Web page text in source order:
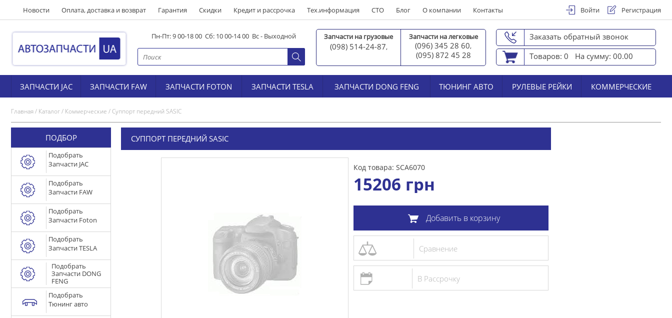
Новости Оплата, доставка и возврат Гарантия Скидки Кредит и рассрочка Тех.информация СТО Блог О компании Контакты Войти Регистрация
Пн-Пт: 9 00-18 00 Сб: 10 00-14 00 Вс - Выходной Запчасти на грузовые
(098) 514-24-87,
Запчасти на легковые
(096) 345 28 60,
(095) 872 45 28
Заказать обратный звонок
Товаров: 0
На сумму: 00.00
ЗАПЧАСТИ JAC ЗАПЧАСТИ FAW ЗАПЧАСТИ FOTON ЗАПЧАСТИ TESLA ЗАПЧАСТИ DONG FENG ТЮНИНГ АВТО РУЛЕВЫЕ РЕЙКИ КОММЕРЧЕСКИЕ
Главная/ Каталог/ Коммерческие /Суппорт передний SASIC
ПОДБОР
Подобрать
Запчасти JAC
Подобрать
Запчасти FAW
Подобрать
Запчасти Foton
Подобрать
Запчасти TESLA
Подобрать
Запчасти DONG
FENG
Подобрать
Тюнинг авто
СУППОРТ ПЕРЕДНИЙ SASIC
Код товара: SCA6070
15206 грн
Добавить в корзину
Сравнение
В Рассрочку